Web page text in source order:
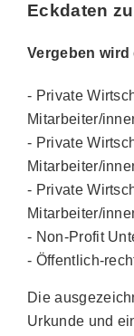
Eckdaten
Vergeben
- Private
Mitarbeiter/
- Private
Mitarbeiter/
- Private
Mitarbeiter/
- Non-Profit
- Öffentlich-
Die
Urkunde und